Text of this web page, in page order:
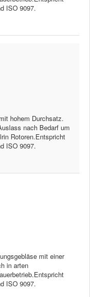
ISO 9097.
hohem Durchsatz.
nach Bedarf um
Rotoren.Entspricht
ISO 9097.
mit einer
in arten
ISO 9097.